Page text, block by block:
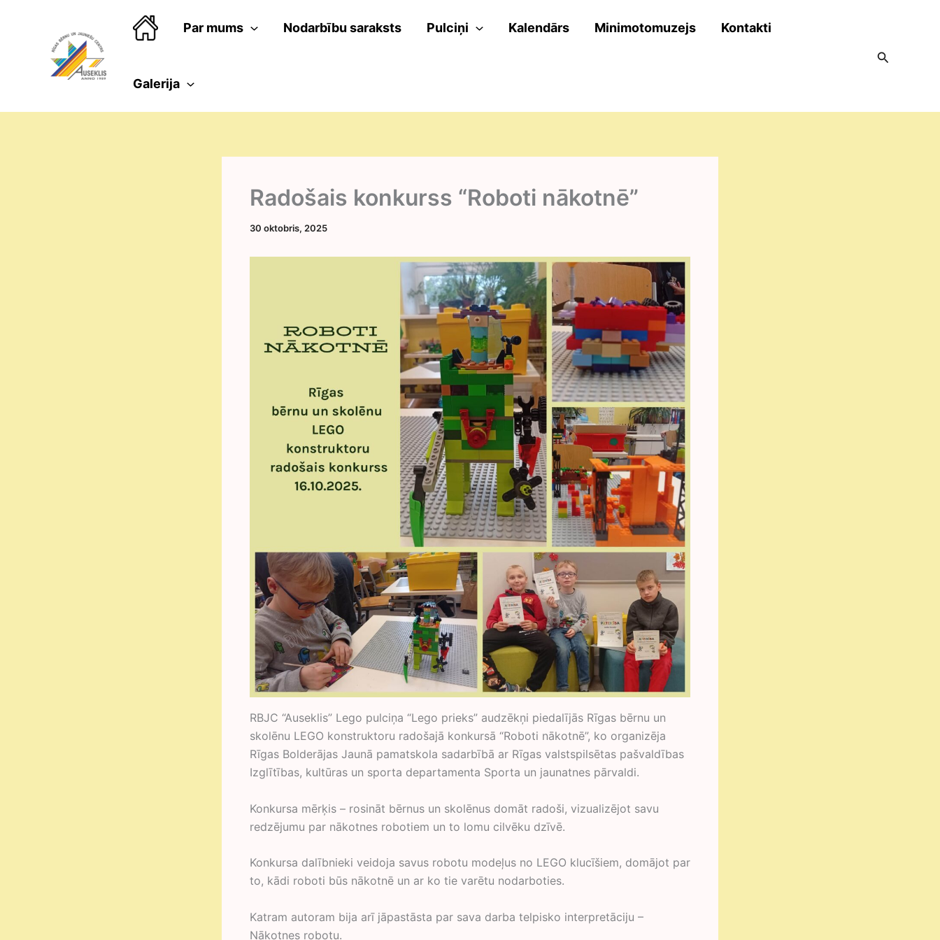
Par mums Nodarbību saraksts Pulciņi Kalendārs Minimotomuzejs Kontakti
Galerija
Search
Radošais konkurss “Roboti nākotnē”
30 oktobris, 2025
RBJC “Auseklis” Lego pulciņa “Lego prieks” audzēkņi piedalījās Rīgas bērnu un
skolēnu LEGO konstruktoru radošajā konkursā “Roboti nākotnē”, ko organizēja
Rīgas Bolderājas Jaunā pamatskola sadarbībā ar Rīgas valstspilsētas pašvaldības
Izglītības, kultūras un sporta departamenta Sporta un jaunatnes pārvaldi.
Konkursa mērķis – rosināt bērnus un skolēnus domāt radoši, vizualizējot savu
redzējumu par nākotnes robotiem un to lomu cilvēku dzīvē.
Konkursa dalībnieki veidoja savus robotu modeļus no LEGO klucīšiem, domājot par
to, kādi roboti būs nākotnē un ar ko tie varētu nodarboties.
Katram autoram bija arī jāpastāsta par sava darba telpisko interpretāciju –
Nākotnes robotu.